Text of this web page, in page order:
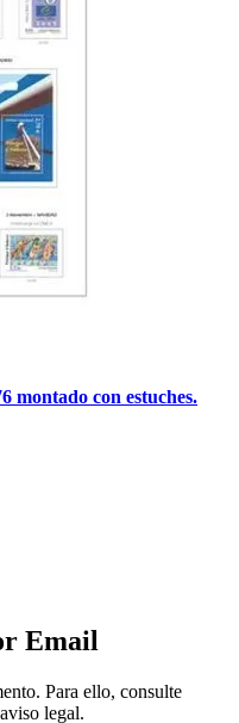
con estuches.
Email
Para ello, consulte
legal.